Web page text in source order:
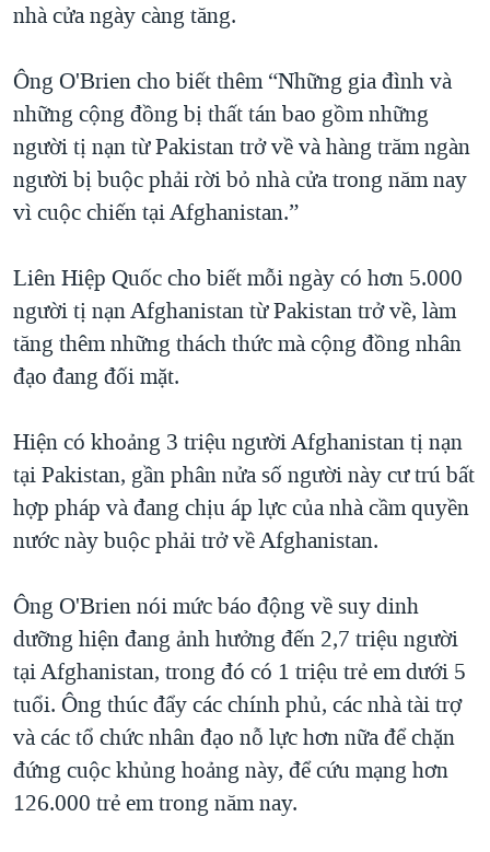
nhà cửa ngày càng tăng.
Ông O'Brien cho biết thêm “Những gia đình và
những cộng đồng bị thất tán bao gồm những
người tị nạn từ Pakistan trở về và hàng trăm ngàn
người bị buộc phải rời bỏ nhà cửa trong năm nay
vì cuộc chiến tại Afghanistan.”
Liên Hiệp Quốc cho biết mỗi ngày có hơn 5.000
người tị nạn Afghanistan từ Pakistan trở về, làm
tăng thêm những thách thức mà cộng đồng nhân
đạo đang đối mặt.
Hiện có khoảng 3 triệu người Afghanistan tị nạn
tại Pakistan, gần phân nửa số người này cư trú bất
hợp pháp và đang chịu áp lực của nhà cầm quyền
nước này buộc phải trở về Afghanistan.
Ông O'Brien nói mức báo động về suy dinh
dưỡng hiện đang ảnh hưởng đến 2,7 triệu người
tại Afghanistan, trong đó có 1 triệu trẻ em dưới 5
tuổi. Ông thúc đẩy các chính phủ, các nhà tài trợ
và các tổ chức nhân đạo nỗ lực hơn nữa để chặn
đứng cuộc khủng hoảng này, để cứu mạng hơn
126.000 trẻ em trong năm nay.